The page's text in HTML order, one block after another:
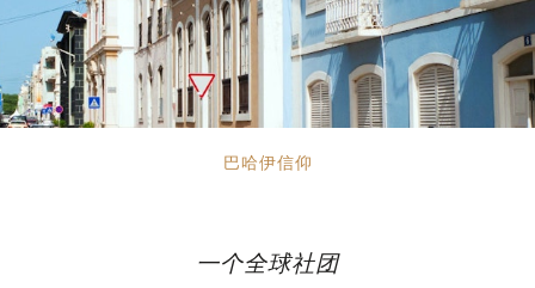
巴哈伊信仰
一个全球社团